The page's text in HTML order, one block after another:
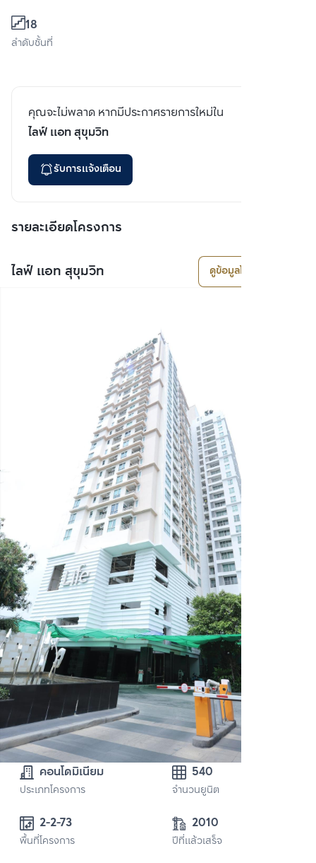
18
ลำดับชั้นที่
คุณจะไม่พลาด หากมีประกาศรายการใหม่ใน
ไลฟ์ แอท สุขุมวิท
รับการแจ้งเตือน
รายละเอียดโครงการ
ไลฟ์ แอท สุขุมวิท ดูข้อมูลโครงการ
คอนโดมิเนียม
ประเภทโครงการ
540
จำนวนยูนิต
2-2-73
พื้นที่โครงการ
2010
ปีที่แล้วเสร็จ